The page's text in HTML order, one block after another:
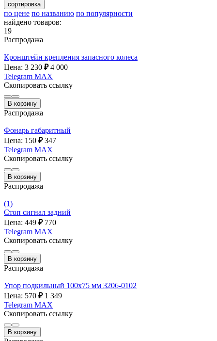
сортировка
по цене по названию по популярности
найдено товаров:
19
Распродажа
Кронштейн крепления запасного колеса
Цена: 3 230 ₽ 4 000
Telegram MAX
Скопировать ссылку
В корзину
Распродажа
Фонарь габаритный
Цена: 150 ₽ 347
Telegram MAX
Скопировать ссылку
В корзину
Распродажа
(1)
Стоп сигнал задний
Цена: 449 ₽ 770
Telegram MAX
Скопировать ссылку
В корзину
Распродажа
Упор подкильный 100х75 мм 3206-0102
Цена: 570 ₽ 1 349
Telegram MAX
Скопировать ссылку
В корзину